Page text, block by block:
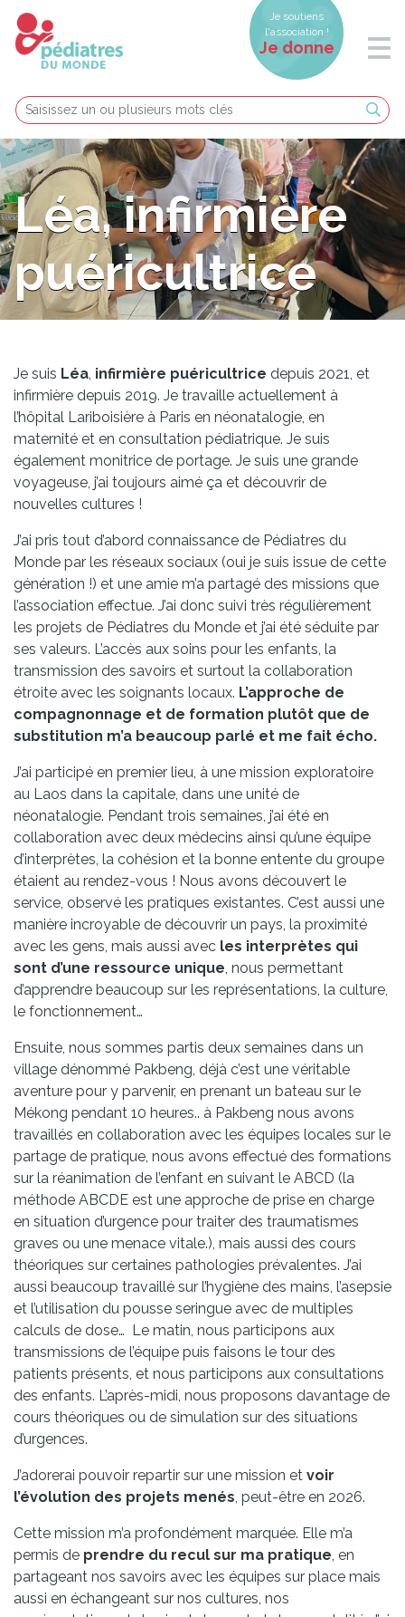
Je soutiens
l'association !
Je donne
Léa, infirmière
puéricultrice
Je suis Léa infirmière puéricultrice depuis 2021, et
infirmière depuis 2019. Je travaille actuellement à
l’hôpital Lariboisière à Paris en néonatalogie, en
maternité et en consultation pédiatrique. Je suis
également monitrice de portage. Je suis une grande
voyageuse, j’ai toujours aimé ça et découvrir de
nouvelles cultures !
J’ai pris tout d’abord connaissance de Pédiatres du
Monde par les réseaux sociaux (oui je suis issue de cette
génération !) et une amie m’a partagé des missions que
l’association effectue. J’ai donc suivi très régulièrement
les projets de Pédiatres du Monde et j’ai été séduite par
ses valeurs. L’accès aux soins pour les enfants, la
transmission des savoirs et surtout la collaboration
étroite avec les soignants locaux. L’approche de
compagnonnage et de formation plutôt que de
substitution m’a beaucoup parlé et me fait écho.
J’ai participé en premier lieu, à une mission exploratoire
au Laos dans la capitale, dans une unité de
néonatalogie. Pendant trois semaines, j’ai été en
collaboration avec deux médecins ainsi qu’une équipe
d’interprètes, la cohésion et la bonne entente du groupe
étaient au rendez-vous ! Nous avons découvert le
service, observé les pratiques existantes. C’est aussi une
manière incroyable de découvrir un pays, la proximité
avec les gens, mais aussi avec les interprètes qui
sont d’une ressource unique , nous permettant
d’apprendre beaucoup sur les représentations, la culture,
le fonctionnement…
Ensuite, nous sommes partis deux semaines dans un
village dénommé Pakbeng, déjà c’est une véritable
aventure pour y parvenir, en prenant un bateau sur le
Mékong pendant 10 heures.. à Pakbeng nous avons
travaillés en collaboration avec les équipes locales sur le
partage de pratique, nous avons effectué des formations
sur la réanimation de l’enfant en suivant le ABCD (la
méthode ABCDE est une approche de prise en charge
en situation d’urgence pour traiter des traumatismes
graves ou une menace vitale.), mais aussi des cours
théoriques sur certaines pathologies prévalentes. J’ai
aussi beaucoup travaillé sur l’hygiène des mains, l’asepsie
et l’utilisation du pousse seringue avec de multiples
calculs de dose… Le matin, nous participons aux
transmissions de l’équipe puis faisons le tour des
patients présents, et nous participons aux consultations
des enfants. L’après-midi, nous proposons davantage de
cours théoriques ou de simulation sur des situations
d’urgences.
J’adorerai pouvoir repartir sur une mission et voir
l’évolution des projets menés , peut-être en 2026.
Cette mission m’a profondément marquée. Elle m’a
permis de prendre du recul sur ma pratique , en
partageant nos savoirs avec les équipes sur place mais
aussi en échangeant sur nos cultures, nos